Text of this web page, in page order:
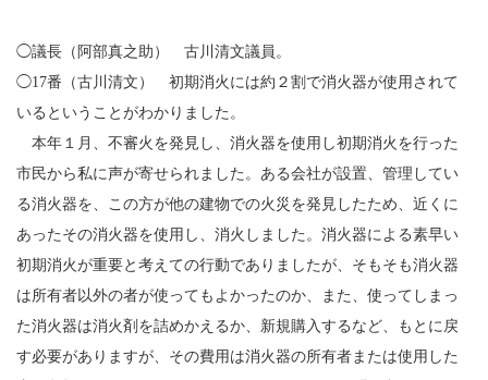
◯議長（阿部真之助） 古川清文議員。
◯17番（古川清文） 初期消火には約２割で消火器が使用されて
いるということがわかりました。
本年１月、不審火を発見し、消火器を使用し初期消火を行った
市民から私に声が寄せられました。ある会社が設置、管理してい
る消火器を、この方が他の建物での火災を発見したため、近くに
あったその消火器を使用し、消火しました。消火器による素早い
初期消火が重要と考えての行動でありましたが、そもそも消火器
は所有者以外の者が使ってもよかったのか、また、使ってしまっ
た消火器は消火剤を詰めかえるか、新規購入するなど、もとに戻
す必要がありますが、その費用は消火器の所有者または使用した